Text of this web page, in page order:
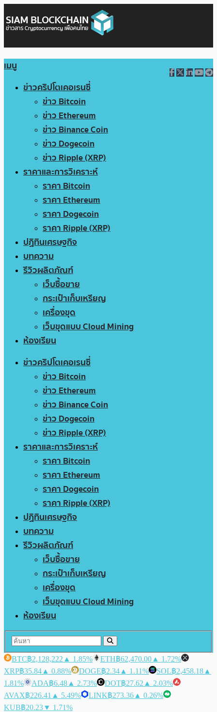
เมนู
ข่าวคริปโตเคอเรนซี่
ข่าว Bitcoin
ข่าว Ethereum
ข่าว Binance Coin
ข่าว Dogecoin
ข่าว Ripple (XRP)
ราคาและการวิเคราะห์
ราคา Bitcoin
ราคา Ethereum
ราคา Dogecoin
ราคา Ripple (XRP)
ปฏิทินเศรษฐกิจ
บทความ
รีวิวผลิตภัณฑ์
เว็บซื้อขาย
กระเป๋าเก็บเหรียญ
เครื่องขุด
เว็บขุดแบบ Cloud Mining
ห้องเรียน
ข่าวคริปโตเคอเรนซี่
ข่าว Bitcoin
ข่าว Ethereum
ข่าว Binance Coin
ข่าว Dogecoin
ข่าว Ripple (XRP)
ราคาและการวิเคราะห์
ราคา Bitcoin
ราคา Ethereum
ราคา Dogecoin
ราคา Ripple (XRP)
ปฏิทินเศรษฐกิจ
บทความ
รีวิวผลิตภัณฑ์
เว็บซื้อขาย
กระเป๋าเก็บเหรียญ
เครื่องขุด
เว็บขุดแบบ Cloud Mining
ห้องเรียน
BTC฿2,128,222 ▲ 1.85% ETH฿62,470.00 ▲ 1.72%
XRP฿35.84 ▲ 0.88% DOGE฿2.34 ▲ 1.11% SOL฿2,458.18 ▲
1.81%
ADA฿6.48 ▲ 2.73% DOT฿27.62 ▲ 2.03%
AVAX฿226.41 ▲ 5.49% LINK฿273.36 ▲ 0.26%
KUB฿20.23▼ 1.71%